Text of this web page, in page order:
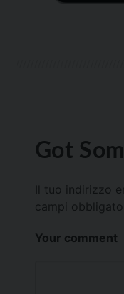
Got
Il tuo indirizzo
campi
Your comment